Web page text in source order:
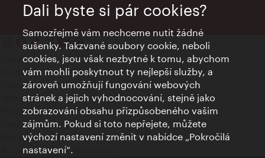
Kontakty
Credits
Prohlášení o ochraně osobních údajů
Terms of Use
Přístupnost
Kontakt pro tisk
Nastavení cookies
© Copyright Wien Tourismus
Dali byste si pár cookies?
Samozřejmě vám nechceme nutit žádné
sušenky. Takzvané soubory cookie, neboli
cookies, jsou však nezbytné k tomu, abychom
vám mohli poskytnout ty nejlepší služby, a
zároveň umožňují fungování webových
stránek a jejich vyhodnocování, stejně jako
zobrazování obsahu přizpůsobeného vašim
zájmům. Pokud si toto nepřejete, můžete
výchozí nastavení změnit v nabídce „Pokročilá
nastavení“.